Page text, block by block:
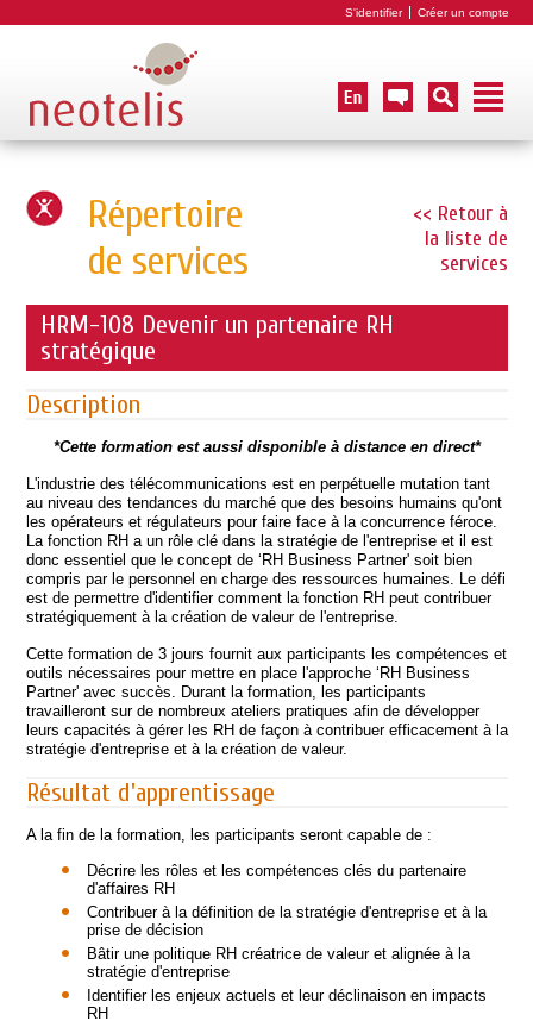
S'identifier Créer un compte
<< Retour à
la liste de
services
Répertoire
de services
HRM-108 Devenir un partenaire RH
stratégique
Description
*Cette formation est aussi disponible à distance en direct*
L'industrie des télécommunications est en perpétuelle mutation tant
au niveau des tendances du marché que des besoins humains qu'ont
les opérateurs et régulateurs pour faire face à la concurrence féroce.
La fonction RH a un rôle clé dans la stratégie de l'entreprise et il est
donc essentiel que le concept de ‘RH Business Partner' soit bien
compris par le personnel en charge des ressources humaines. Le défi
est de permettre d'identifier comment la fonction RH peut contribuer
stratégiquement à la création de valeur de l'entreprise.
Cette formation de 3 jours fournit aux participants les compétences et
outils nécessaires pour mettre en place l'approche ‘RH Business
Partner' avec succès. Durant la formation, les participants
travailleront sur de nombreux ateliers pratiques afin de développer
leurs capacités à gérer les RH de façon à contribuer efficacement à la
stratégie d'entreprise et à la création de valeur.
Résultat d'apprentissage
A la fin de la formation, les participants seront capable de :
Décrire les rôles et les compétences clés du partenaire
d'affaires RH
Contribuer à la définition de la stratégie d'entreprise et à la
prise de décision
Bâtir une politique RH créatrice de valeur et alignée à la
stratégie d'entreprise
Identifier les enjeux actuels et leur déclinaison en impacts
RH